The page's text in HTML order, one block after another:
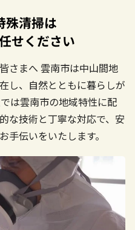
殊清掃は
せください
さまへ 雲南市は中山間地
し、自然とともに暮らしが
は雲南市の地域特性に配
な技術と丁寧な対応で、安
手伝いをいたします。